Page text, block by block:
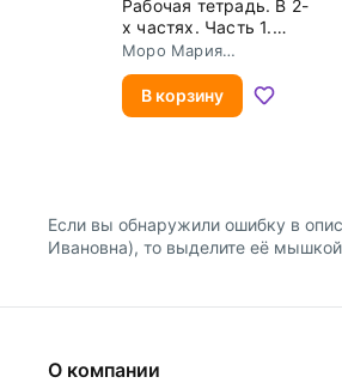
Рабочая тетрадь. В 2-
х частях. Часть 1.
ФГОС
Моро Мария
В корзину
Если вы обнаружили ошибку в
Ивановна), то выделите её
О компании